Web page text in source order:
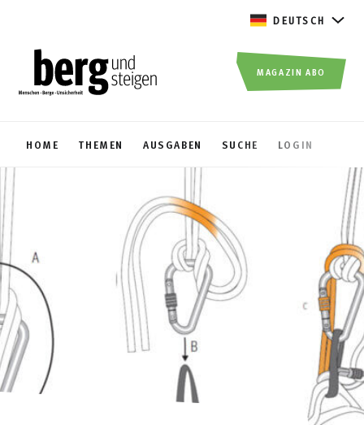
DEUTSCH
HOME THEMEN AUSGABEN SUCHE LOGIN
MAGAZIN ABO